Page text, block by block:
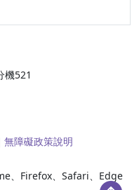
機521
無障礙政策說明
、Firefox、Safari、Edge